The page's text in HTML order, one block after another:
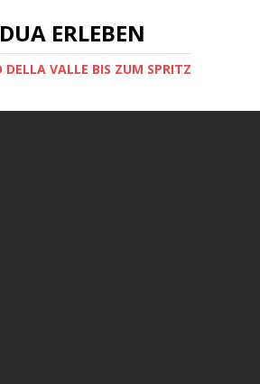
ERLEBEN
VALLE BIS ZUM SPRITZ